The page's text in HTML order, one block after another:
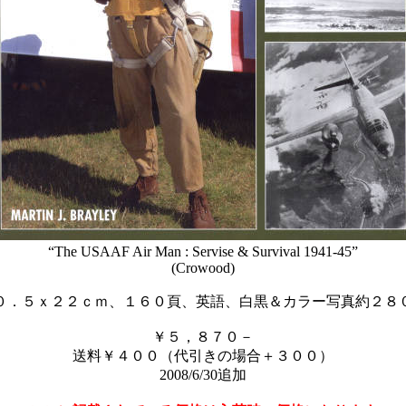
“The USAAF Air Man : Servise & Survival 1941-45”
(Crowood)
．５ｘ２２ｃｍ、１６０頁、英語、白黒＆カラー写真約２８
￥５，８７０－
送料￥４００（代引きの場合＋３００）
2008/6/30追加